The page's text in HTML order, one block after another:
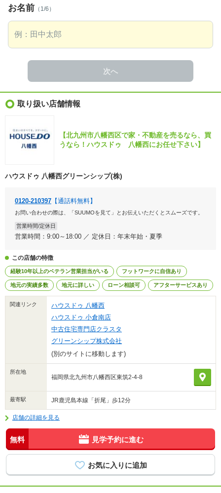
お名前 （1/6）
次へ
取り扱い店舗情報
【北九州市八幡西区で家・不動産を売るなら、買
うなら！ハウスドゥ 八幡西にお任せ下さい】
ハウスドゥ 八幡西グリーンシップ(株)
0120-210397 【通話料無料】
お問い合わせの際は、「SUUMOを見て」とお伝えいただくとスムーズです。
営業時間/定休日
営業時間：9:00～18:00 ／ 定休日：年末年始・夏季
この店舗の特徴
経験10年以上のベテラン営業担当がいる フットワークに自信あり
地元の実績多数 地元に詳しい ローン相談可 アフターサービスあり
関連リンク
ハウスドゥ 八幡西
ハウスドゥ 小倉南店
中古住宅専門店クラスタ
グリーンシップ株式会社
(別のサイトに移動します)
所在地
福岡県北九州市八幡西区東筑2-4-8
最寄駅 JR鹿児島本線「折尾」歩12分
店舗の詳細を見る
無料 見学予約に進む